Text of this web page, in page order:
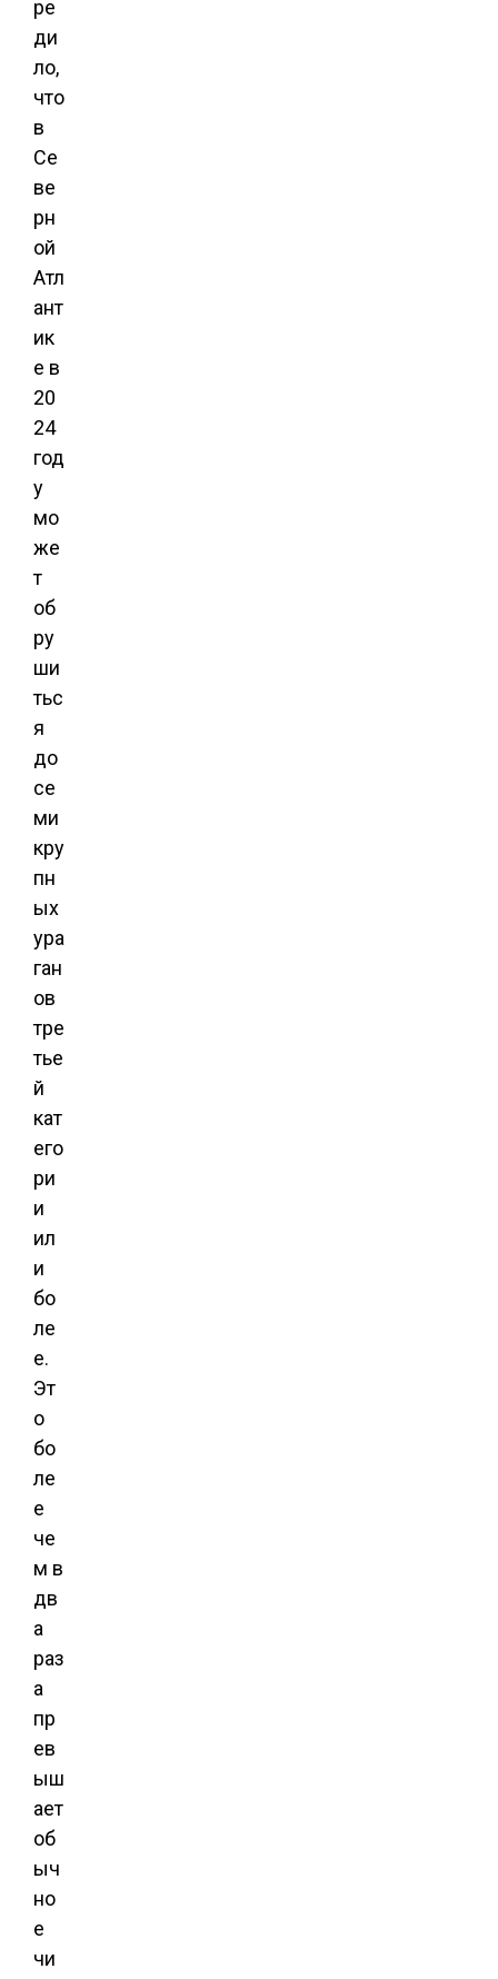
ре
ди
ло,
что
в
Се
ве
рн
ой
Атл
ант
ик
е в
20
24
год
у
мо
же
т
об
ру
ши
тьс
я
до
се
ми
кру
пн
ых
ура
ган
ов
тре
тье
й
кат
его
ри
и
ил
и
бо
ле
е.
Эт
о
бо
ле
е
че
м в
дв
а
раз
а
пр
ев
ыш
ает
об
ыч
но
е
чи